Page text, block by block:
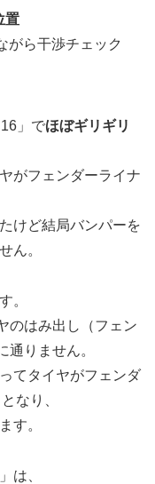
置
がら干渉チェック
」でほぼギリギリ
がフェンダーライナ
けど結局バンパーを
ん。
。
のはみ出し（フェン
通りません。
てタイヤがフェンダ
なり、
す。
は、